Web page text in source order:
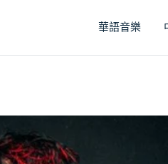
華語音樂